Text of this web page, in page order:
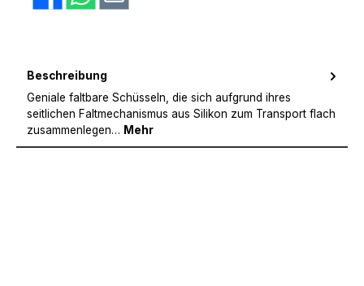
Beschreibung
Geniale faltbare Schüsseln, die sich aufgrund ihres
seitlichen Faltmechanismus aus Silikon zum Transport flach
zusammenlegen… Mehr